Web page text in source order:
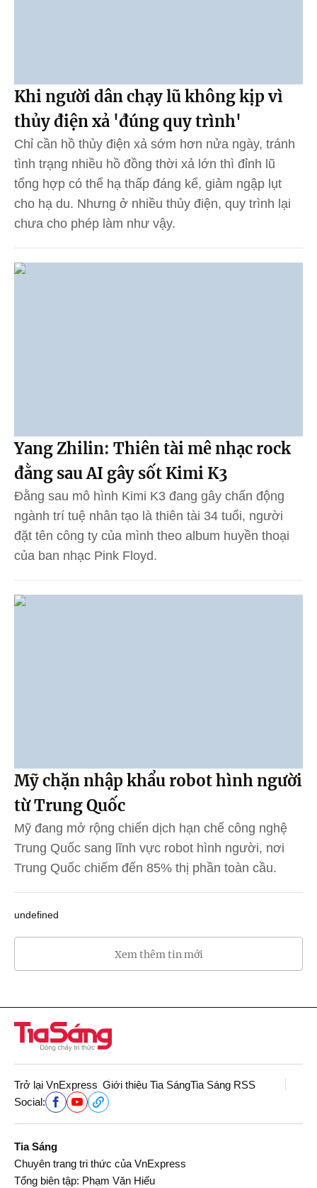
Khi người dân chạy lũ không kịp vì
thủy điện xả 'đúng quy trình'
Chỉ cần hồ thủy điện xả sớm hơn nửa ngày, tránh
tình trạng nhiều hồ đồng thời xả lớn thì đỉnh lũ
tổng hợp có thể hạ thấp đáng kể, giảm ngập lụt
cho hạ du. Nhưng ở nhiều thủy điện, quy trình lại
chưa cho phép làm như vậy.
Yang Zhilin: Thiên tài mê nhạc rock
đằng sau AI gây sốt Kimi K3
Đằng sau mô hình Kimi K3 đang gây chấn động
ngành trí tuệ nhân tạo là thiên tài 34 tuổi, người
đặt tên công ty của mình theo album huyền thoại
của ban nhạc Pink Floyd.
Mỹ chặn nhập khẩu robot hình người
từ Trung Quốc
Mỹ đang mở rộng chiến dịch hạn chế công nghệ
Trung Quốc sang lĩnh vực robot hình người, nơi
Trung Quốc chiếm đến 85% thị phần toàn cầu.
undefined
Xem thêm tin mới
Trở lại VnExpress Giới thiệu Tia SángTia Sáng RSS
Social:
Tia Sáng
Chuyên trang tri thức của VnExpress
Tổng biên tập: Phạm Văn Hiếu